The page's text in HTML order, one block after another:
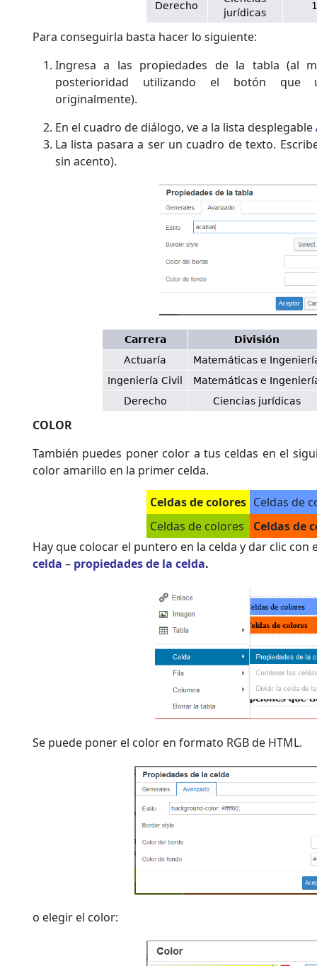
Derecho
jurídicas
Para conseguirla basta hacer lo siguiente:
Ingresa a las propiedades de la tabla (al
posterioridad utilizando el botón que
originalmente).
En el cuadro de diálogo, ve a la lista desplegable
La lista pasara a ser un cuadro de texto.
sin acento).
Carrera
División
Actuaría
Matemáticas e
Ingeniería Civil
Matemáticas e
Derecho
Ciencias jurídicas
COLOR
También puedes poner color a tus celdas en el
color amarillo en la primer celda.
Celdas de colores Celdas de
Celdas de colores
Celdas de
Hay que colocar el puntero en la celda y dar clic
celda – propiedades de la celda.
Se puede poner el color en formato RGB de HTML.
o elegir el color: